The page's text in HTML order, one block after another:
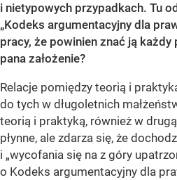
i nietypowych przypadkach. Tu
„Kodeks argumentacyjny dla
pracy, że powinien znać ją każdy
pana założenie?
Relacje pomiędzy teorią i
do tych w długoletnich
teorią i praktyką, również w
płynne, ale zdarza się, że
i „wycofania się na z góry
o Kodeks argumentacyjny dla